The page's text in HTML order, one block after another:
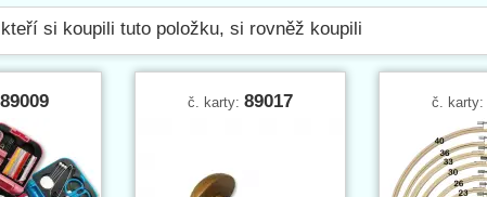
si koupili tuto položku, si rovněž koupili
89009 č. karty: 89017 č. karty: